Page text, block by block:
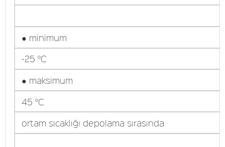
● minimum
-25 °C
● maksimum
45 °C
ortam sıcaklığı depolama sırasında